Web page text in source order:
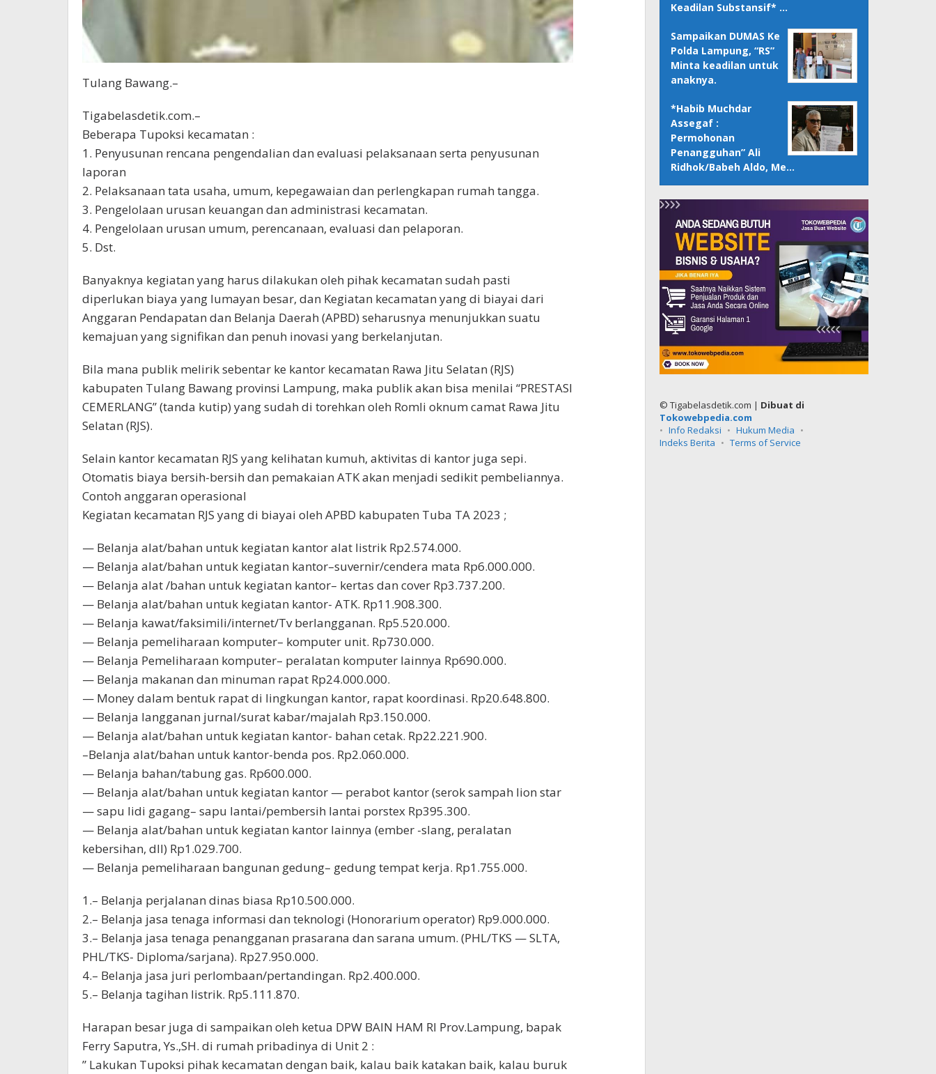
Tulang Bawang.–
Tigabelasdetik.com.–
Beberapa Tupoksi kecamatan :
1. Penyusunan rencana pengendalian dan evaluasi pelaksanaan serta penyusunan
laporan
2. Pelaksanaan tata usaha, umum, kepegawaian dan perlengkapan rumah tangga.
3. Pengelolaan urusan keuangan dan administrasi kecamatan.
4. Pengelolaan urusan umum, perencanaan, evaluasi dan pelaporan.
5. Dst.
Banyaknya kegiatan yang harus dilakukan oleh pihak kecamatan sudah pasti
diperlukan biaya yang lumayan besar, dan Kegiatan kecamatan yang di biayai dari
Anggaran Pendapatan dan Belanja Daerah (APBD) seharusnya menunjukkan suatu
kemajuan yang signifikan dan penuh inovasi yang berkelanjutan.
Bila mana publik melirik sebentar ke kantor kecamatan Rawa Jitu Selatan (RJS)
kabupaten Tulang Bawang provinsi Lampung, maka publik akan bisa menilai “PRESTASI
CEMERLANG” (tanda kutip) yang sudah di torehkan oleh Romli oknum camat Rawa Jitu
Selatan (RJS).
Selain kantor kecamatan RJS yang kelihatan kumuh, aktivitas di kantor juga sepi.
Otomatis biaya bersih-bersih dan pemakaian ATK akan menjadi sedikit pembeliannya.
Contoh anggaran operasional
Kegiatan kecamatan RJS yang di biayai oleh APBD kabupaten Tuba TA 2023 ;
— Belanja alat/bahan untuk kegiatan kantor alat listrik Rp2.574.000.
— Belanja alat/bahan untuk kegiatan kantor–suvernir/cendera mata Rp6.000.000.
— Belanja alat /bahan untuk kegiatan kantor– kertas dan cover Rp3.737.200.
— Belanja alat/bahan untuk kegiatan kantor- ATK. Rp11.908.300.
— Belanja kawat/faksimili/internet/Tv berlangganan. Rp5.520.000.
— Belanja pemeliharaan komputer– komputer unit. Rp730.000.
— Belanja Pemeliharaan komputer– peralatan komputer lainnya Rp690.000.
— Belanja makanan dan minuman rapat Rp24.000.000.
— Money dalam bentuk rapat di lingkungan kantor, rapat koordinasi. Rp20.648.800.
— Belanja langganan jurnal/surat kabar/majalah Rp3.150.000.
— Belanja alat/bahan untuk kegiatan kantor- bahan cetak. Rp22.221.900.
–Belanja alat/bahan untuk kantor-benda pos. Rp2.060.000.
— Belanja bahan/tabung gas. Rp600.000.
— Belanja alat/bahan untuk kegiatan kantor — perabot kantor (serok sampah lion star
— sapu lidi gagang– sapu lantai/pembersih lantai porstex Rp395.300.
— Belanja alat/bahan untuk kegiatan kantor lainnya (ember -slang, peralatan
kebersihan, dll) Rp1.029.700.
— Belanja pemeliharaan bangunan gedung– gedung tempat kerja. Rp1.755.000.
1.– Belanja perjalanan dinas biasa Rp10.500.000.
2.– Belanja jasa tenaga informasi dan teknologi (Honorarium operator) Rp9.000.000.
3.– Belanja jasa tenaga penangganan prasarana dan sarana umum. (PHL/TKS — SLTA,
PHL/TKS- Diploma/sarjana). Rp27.950.000.
4.– Belanja jasa juri perlombaan/pertandingan. Rp2.400.000.
5.– Belanja tagihan listrik. Rp5.111.870.
Harapan besar juga di sampaikan oleh ketua DPW BAIN HAM RI Prov.Lampung, bapak
Ferry Saputra, Ys.,SH. di rumah pribadinya di Unit 2 :
” Lakukan Tupoksi pihak kecamatan dengan baik, kalau baik katakan baik, kalau buruk
Keadilan Substansif* …
Sampaikan DUMAS Ke
Polda Lampung, “RS”
Minta keadilan untuk
anaknya.
*Habib Muchdar
Assegaf :
Permohonan
Penangguhan” Ali
Ridhok/Babeh Aldo, Me…
© Tigabelasdetik.com | Dibuat di
Tokowebpedia.com
Info Redaksi
Hukum Media
Indeks Berita
Terms of Service